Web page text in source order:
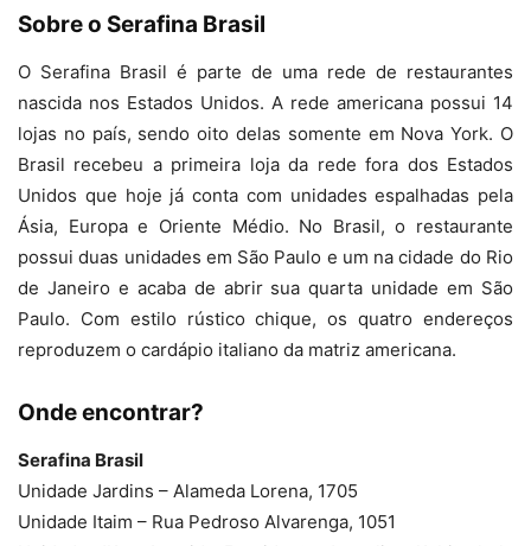
Sobre o Serafina Brasil
O Serafina Brasil é parte de uma rede de restaurantes
nascida nos Estados Unidos. A rede americana possui 14
lojas no país, sendo oito delas somente em Nova York. O
Brasil recebeu a primeira loja da rede fora dos Estados
Unidos que hoje já conta com unidades espalhadas pela
Ásia, Europa e Oriente Médio. No Brasil, o restaurante
possui duas unidades em São Paulo e um na cidade do Rio
de Janeiro e acaba de abrir sua quarta unidade em São
Paulo. Com estilo rústico chique, os quatro endereços
reproduzem o cardápio italiano da matriz americana.
Onde encontrar?
Serafina Brasil
Unidade Jardins – Alameda Lorena, 1705
Unidade Itaim – Rua Pedroso Alvarenga, 1051